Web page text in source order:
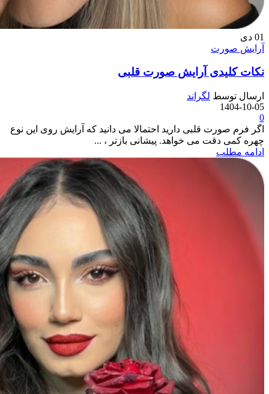
01 دی
آرایش صورت
نکات کلیدی آرایش صورت قلبی
ارسال توسط لگراند
1404-10-05
0
اگر فرم صورت قلبی دارید احتمالا می دانید که آرایش روی این نوع
چهره کمی دقت می خواهد. پیشانی بازتر ، ...
ادامه مطلب